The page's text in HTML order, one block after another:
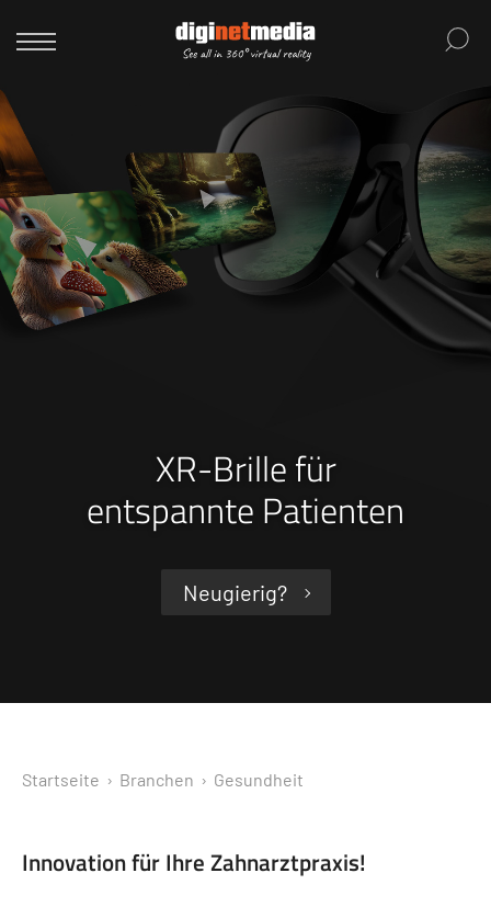
XR-Brille für
entspannte Patienten
Neugierig?
Startseite › Branchen › Gesundheit
Innovation für Ihre Zahnarztpraxis!